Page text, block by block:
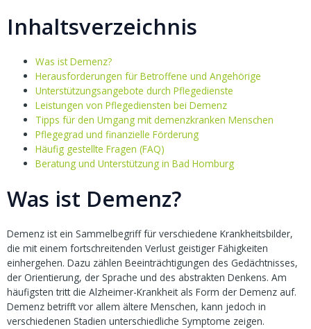
Inhaltsverzeichnis
Was ist Demenz?
Herausforderungen für Betroffene und Angehörige
Unterstützungsangebote durch Pflegedienste
Leistungen von Pflegediensten bei Demenz
Tipps für den Umgang mit demenzkranken Menschen
Pflegegrad und finanzielle Förderung
Häufig gestellte Fragen (FAQ)
Beratung und Unterstützung in Bad Homburg
Was ist Demenz?
Demenz ist ein Sammelbegriff für verschiedene Krankheitsbilder,
die mit einem fortschreitenden Verlust geistiger Fähigkeiten
einhergehen. Dazu zählen Beeinträchtigungen des Gedächtnisses,
der Orientierung, der Sprache und des abstrakten Denkens. Am
häufigsten tritt die Alzheimer-Krankheit als Form der Demenz auf.
Demenz betrifft vor allem ältere Menschen, kann jedoch in
verschiedenen Stadien unterschiedliche Symptome zeigen.